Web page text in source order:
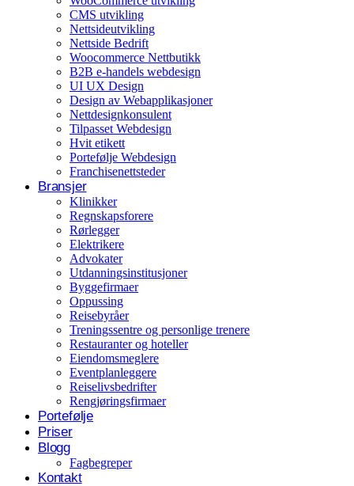
CMS utvikling
Nettsideutvikling
Nettside Bedrift
Woocommerce Nettbutikk
B2B e-handels webdesign
UI UX Design
Design av Webapplikasjoner
Nettdesignkonsulent
Tilpasset Webdesign
Hvit etikett
Portefølje Webdesign
Franchisenettsteder
Bransjer
Klinikker
Regnskapsforere
Rørlegger
Elektrikere
Advokater
Utdanningsinstitusjoner
Byggefirmaer
Oppussing
Reisebyråer
Treningssentre og personlige trenere
Restauranter og hoteller
Eiendomsmeglere
Eventplanleggere
Reiselivsbedrifter
Rengjøringsfirmaer
Portefølje
Priser
Blogg
Fagbegreper
Kontakt